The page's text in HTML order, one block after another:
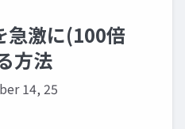
激に(100倍
方法
14, 25